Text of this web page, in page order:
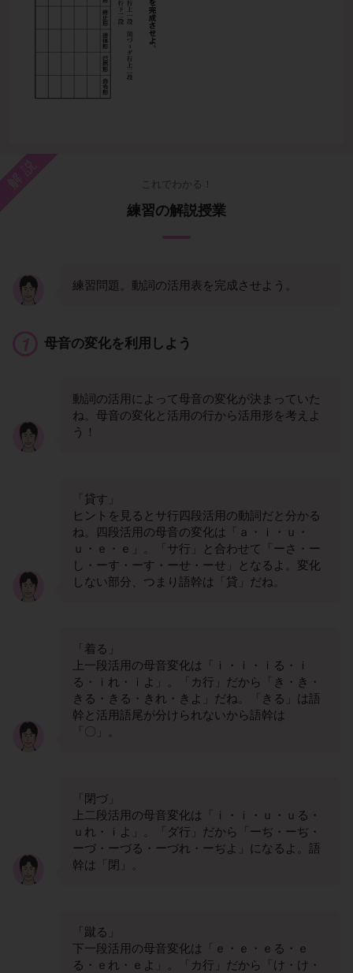
解説 これでわかる！
練習の解説授業
練習問題。動詞の活用表を完成させよう。
母音の変化を利用しよう
動詞の活用によって母音の変化が決まっていた
ね。母音の変化と活用の行から活用形を考えよ
う！
「貸す」
ヒントを見るとサ行四段活用の動詞だと分かる
ね。四段活用の母音の変化は「ａ・ｉ・ｕ・
ｕ・ｅ・ｅ」。「サ行」と合わせて「ーさ・ー
し・ーす・ーす・ーせ・ーせ」となるよ。変化
しない部分、つまり語幹は「貸」だね。
「着る」
上一段活用の母音変化は「ｉ・ｉ・ｉる・ｉ
る・ｉれ・ｉよ」。「カ行」だから「き・き・
きる・きる・きれ・きよ」だね。「きる」は語
幹と活用語尾が分けられないから語幹は
「〇」。
「閉づ」
上二段活用の母音変化は「ｉ・ｉ・ｕ・ｕる・
ｕれ・ｉよ」。「ダ行」だから「ーぢ・ーぢ・
ーづ・ーづる・ーづれ・ーぢよ」になるよ。語
幹は「閉」。
「蹴る」
下一段活用の母音変化は「ｅ・ｅ・ｅる・ｅ
る・ｅれ・ｅよ」。「カ行」だから「け・け・